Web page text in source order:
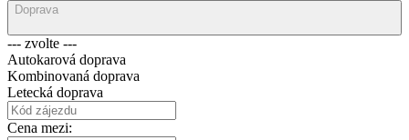
Doprava
--- zvolte ---
Autokarová doprava
Kombinovaná doprava
Letecká doprava
Cena mezi: